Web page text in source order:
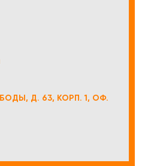
Д. 63, КОРП. 1, ОФ.